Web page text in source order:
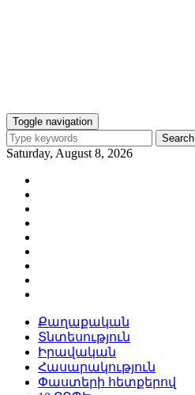
Toggle navigation
Search
Saturday, August 8, 2026
Քաղաքական
Տնտեսություն
Իրավական
Հասարակություն
Փաստերի հետքերով